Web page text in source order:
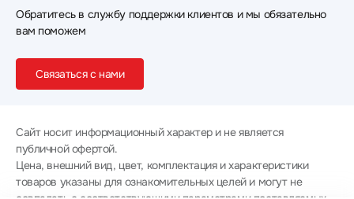
Обратитесь в службу поддержки клиентов и мы обязательно
вам поможем
Связаться с нами
Сайт носит информационный характер и не является
публичной офертой.
Цена, внешний вид, цвет, комплектация и характеристики
товаров указаны для ознакомительных целей и могут не